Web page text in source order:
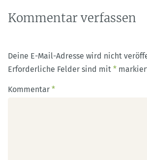
Kommentar verfassen
Deine E-Mail-Adresse wird nicht
Erforderliche Felder sind mit *
Kommentar *